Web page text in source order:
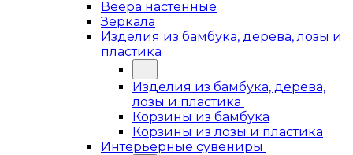
Веера настенные
Зеркала
Изделия из бамбука, дерева, лозы и
пластика
Изделия из бамбука, дерева,
лозы и пластика
Корзины из бамбука
Корзины из лозы и пластика
Интерьерные сувениры